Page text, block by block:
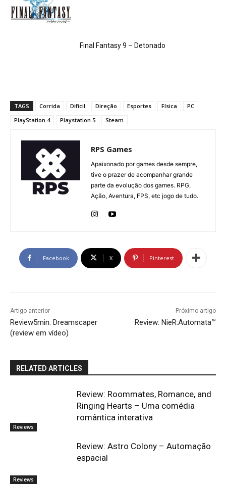
Final Fantasy 9 – Detonado
TAGS Corrida Difícil Direção Esportes Física
PC
PlayStation 4
Playstation 5 Steam
RPS Games
Apaixonado por games desde sempre,
tive o prazer de acompanhar grande
parte da evolução dos games. RPG,
Ação, Aventura, FPS, etc jogo de tudo.
Facebook X Pinterest
Artigo anterior
Review5min: Dreamscaper
(review em vídeo)
Próximo artigo
Review: NieR:Automata™
RELATED ARTICLES
Reviews
Review: Roommates, Romance, and
Ringing Hearts – Uma comédia
romântica interativa
Reviews
Review: Astro Colony – Automação
espacial